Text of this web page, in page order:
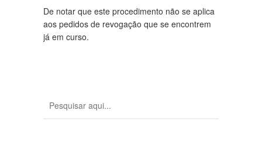
De notar que este procedimento não se aplica
aos pedidos de revogação que se encontrem
já em curso.